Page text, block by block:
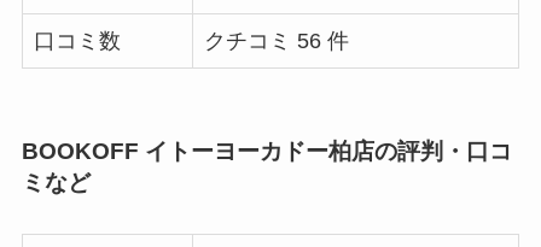
口コミ数 クチコミ 56 件
BOOKOFF イトーヨーカドー柏店の評判・口コ
ミなど